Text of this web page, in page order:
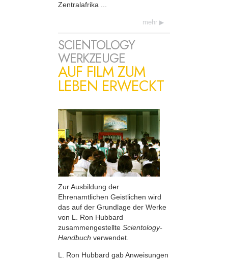
Zentralafrika ...
mehr
SCIENTOLOGY
WERKZEUGE
AUF FILM ZUM
LEBEN ERWECKT
Zur Ausbildung der
Ehrenamtlichen Geistlichen wird
das auf der Grundlage der Werke
von L. Ron Hubbard
zusammengestellte Scientology-
Handbuch verwendet.
L. Ron Hubbard gab Anweisungen